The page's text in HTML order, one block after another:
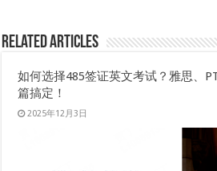
Related Articles
如何选择485签证英文考试？雅思、
篇搞定！
2025年12月3日